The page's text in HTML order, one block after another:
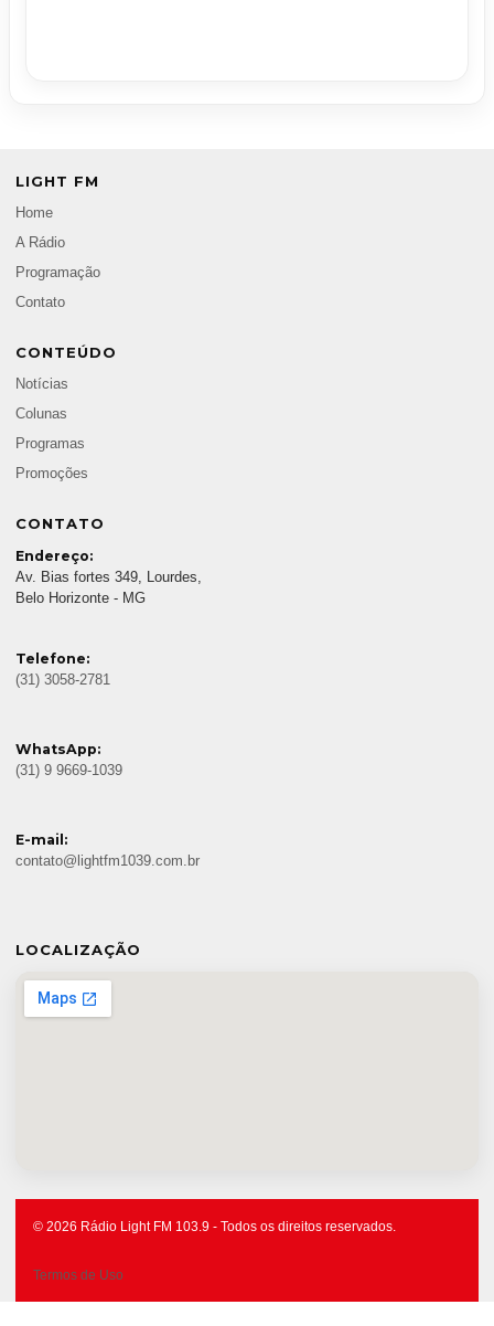
LIGHT FM
Home
A Rádio
Programação
Contato
CONTEÚDO
Notícias
Colunas
Programas
Promoções
CONTATO
Endereço:
Av. Bias fortes 349, Lourdes,
Belo Horizonte - MG
Telefone:
(31) 3058-2781
WhatsApp:
(31) 9 9669-1039
E-mail:
contato@lightfm1039.com.br
LOCALIZAÇÃO
© 2026 Rádio Light FM 103.9 - Todos os direitos reservados.
Termos de Uso